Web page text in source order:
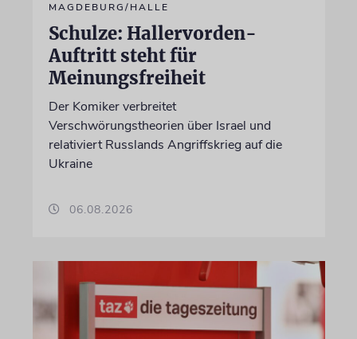
MAGDEBURG/HALLE
Schulze: Hallervorden-
Auftritt steht für
Meinungsfreiheit
Der Komiker verbreitet
Verschwörungstheorien über Israel und
relativiert Russlands Angriffskrieg auf die
Ukraine
06.08.2026